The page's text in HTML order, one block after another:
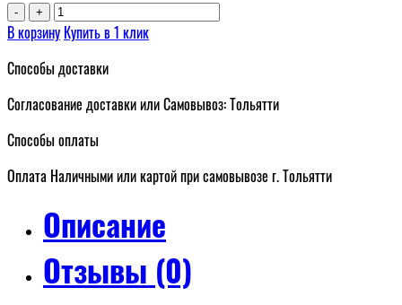
- +
В корзину Купить в 1 клик
Способы доставки
Согласование доставки или Самовывоз: Тольятти
Способы оплаты
Оплата Наличными или картой при самовывозе г. Тольятти
Описание
Отзывы (0)